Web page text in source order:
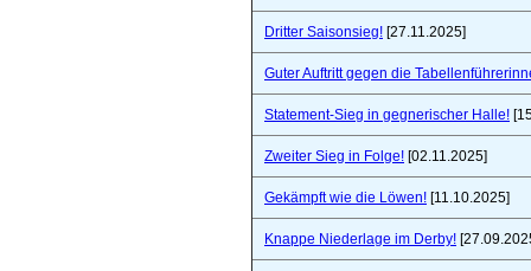
Dritter Saisonsieg! [27.11.2025]
Guter Auftritt gegen die
Statement-Sieg in gegnerischer Halle!
Zweiter Sieg in Folge! [02.11.2025]
Gekämpft wie die Löwen! [11.10.2025]
Knappe Niederlage im Derby!